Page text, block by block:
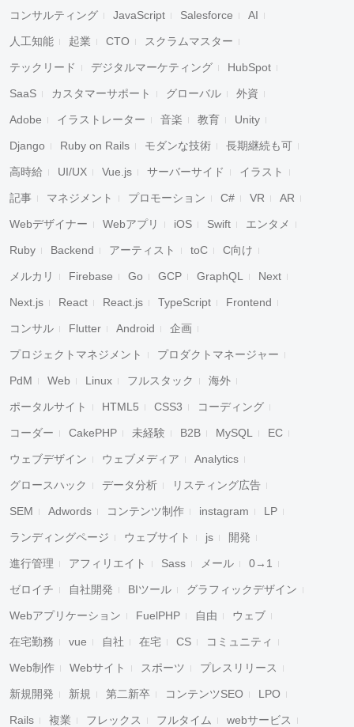
コンサルティング JavaScript Salesforce AI
人工知能 起業 CTO スクラムマスター
テックリード デジタルマーケティング HubSpot
SaaS カスタマーサポート グローバル 外資
Adobe イラストレーター 音楽 教育 Unity
Django Ruby on Rails モダンな技術 長期継続も可
高時給 UI/UX Vue.js サーバーサイド イラスト
記事 マネジメント プロモーション C# VR AR
Webデザイナー Webアプリ iOS Swift エンタメ
Ruby Backend アーティスト toC C向け
メルカリ Firebase Go GCP GraphQL Next
Next.js React React.js TypeScript Frontend
コンサル Flutter Android 企画
プロジェクトマネジメント プロダクトマネージャー
PdM Web Linux フルスタック 海外
ポータルサイト HTML5 CSS3 コーディング
コーダー CakePHP 未経験 B2B MySQL EC
ウェブデザイン ウェブメディア Analytics
グロースハック データ分析 リスティング広告
SEM Adwords コンテンツ制作 instagram LP
ランディングページ ウェブサイト js 開発
進行管理 アフィリエイト Sass メール 0→1
ゼロイチ 自社開発 BIツール グラフィックデザイン
Webアプリケーション FuelPHP 自由 ウェブ
在宅勤務 vue 自社 在宅 CS コミュニティ
Web制作 Webサイト スポーツ プレスリリース
新規開発 新規 第二新卒 コンテンツSEO LPO
Rails 複業 フレックス フルタイム webサービス